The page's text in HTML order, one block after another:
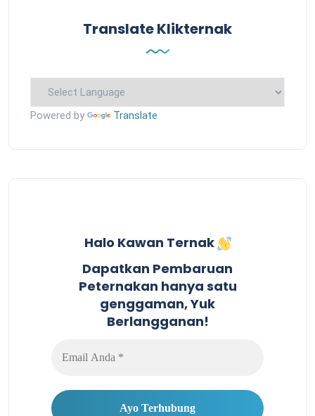
Translate Klikternak
Powered by Translate
Halo Kawan Ternak
Dapatkan Pembaruan
Peternakan hanya satu
genggaman, Yuk
Berlangganan!